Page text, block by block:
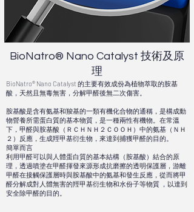
BioNatro® Nano Catalyst 技術及原
理
BioNatro® Nano Catalyst 的主要有效成份為植物萃取的胺基
酸，天然且無毒無害，分解甲醛後無二次傷害。
胺基酸是含有氨基和羧基的一類有機化合物的通稱，是構成動
物營養所需蛋白質的基本物質，是一種兩性有機物。在常溫
下，甲醛與胺基酸（ＲＣＨＮＨ２ＣＯＯＨ）中的氨基（ＮＨ
２）反應，生成羥甲基衍生物，來達到捕獲甲醛的目的。
簡單而言
利用甲醛可以與人體蛋白質的基本結構（胺基酸）結合的原
理，透過噴塗在甲醛揮發來源形成抗磨擦的透明保護層，游離
甲醛在接觸保護層時與胺基酸中的氨基和發生反應，從而將甲
醛分解成對人體無害的羥甲基衍生物和水份子等物質 ，以達到
安全除甲醛的目的。